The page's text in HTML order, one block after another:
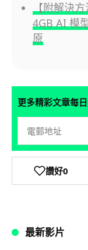
【附解決
4GB AI 模
原
更多精彩文章每
讚好0
最新影片